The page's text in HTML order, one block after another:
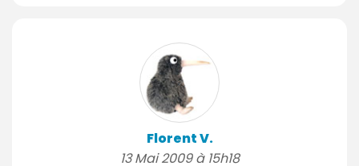
Florent V.
13 Mai 2009 à 15h18